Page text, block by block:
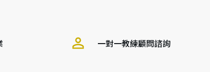
一對一教練顧問諮詢